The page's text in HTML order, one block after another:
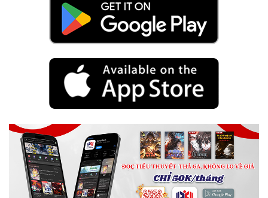
Mạt Thế
Mỹ Thực
Ngôn Tình